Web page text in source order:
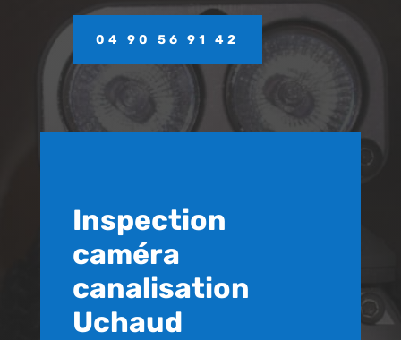
04 90 56 91 42
Inspection
caméra
canalisation
Uchaud